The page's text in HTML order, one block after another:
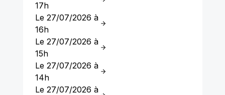
17h
Le 27/07/2026 à
16h
Le 27/07/2026 à
15h
Le 27/07/2026 à
14h
Le 27/07/2026 à